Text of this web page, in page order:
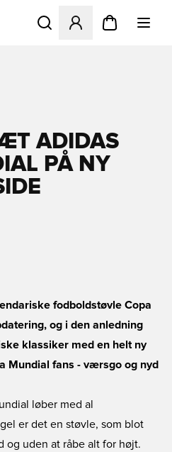
Åbner en Modal til at
ADIDAS
PÅ NY
fodboldstøvle Copa
og i den anledning
klassiker med en helt ny
Mundial fans - værsgo og nyd
løber med al
er det en støvle, som blot
og uden at råbe alt for højt.